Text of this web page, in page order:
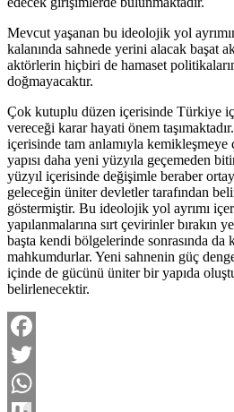
Mevcut yaşanan bu ideolojik yol
kalanında sahnede yerini alacak başat
aktörlerin hiçbiri de hamaset
doğmayacaktır.
Çok kutuplu düzen içerisinde Türkiye
vereceği karar hayati önem
içerisinde tam anlamıyla
yapısı daha yeni yüzyıla geçemeden
yüzyıl içerisinde değişimle beraber
geleceğin üniter devletler tarafından
göstermiştir. Bu ideolojik yol ayrımı
yapılanmalarına sırt çevirinler bırakın
başta kendi bölgelerinde sonrasında
mahkumdurlar. Yeni sahnenin güç
içinde de gücünü üniter bir yapıda
belirlenecektir.
Facebook
Twitter